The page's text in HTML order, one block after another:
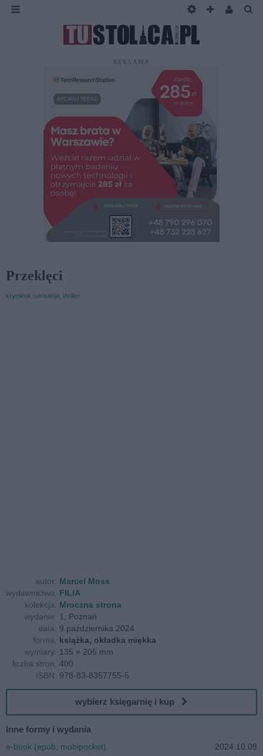
REKLAMA
Przeklęci
kryminał, sensacja, thriller
autor: Marcel Moss
wydawnictwo: FILIA
kolekcja: Mroczna strona
wydanie: 1, Poznań
data: 9 października 2024
forma: książka, okładka miękka
wymiary: 135 × 205 mm
liczba stron: 400
ISBN: 978-83-8357755-5
wybierz księgarnię i kup
Inne formy i wydania
e-book (epub, mobipocket)
2024.10.09